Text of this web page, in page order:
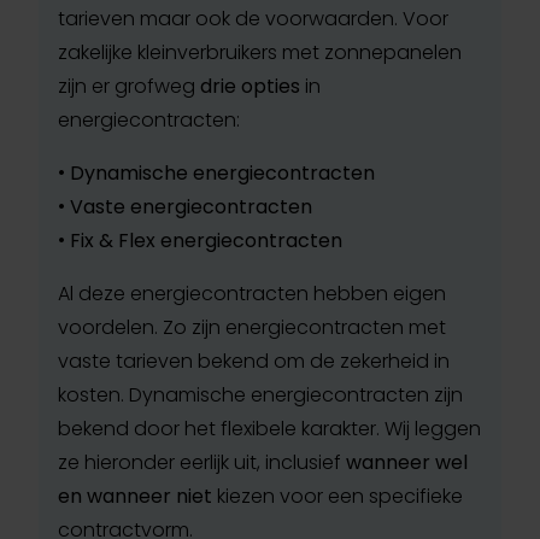
tarieven maar ook de voorwaarden. Voor
zakelijke kleinverbruikers met zonnepanelen
zijn er grofweg drie opties in
energiecontracten:
• Dynamische energiecontracten
• Vaste energiecontracten
• Fix & Flex energiecontracten
Al deze energiecontracten hebben eigen
voordelen. Zo zijn energiecontracten met
vaste tarieven bekend om de zekerheid in
kosten. Dynamische energiecontracten zijn
bekend door het flexibele karakter. Wij leggen
ze hieronder eerlijk uit, inclusief wanneer wel
en wanneer niet kiezen voor een specifieke
contractvorm.